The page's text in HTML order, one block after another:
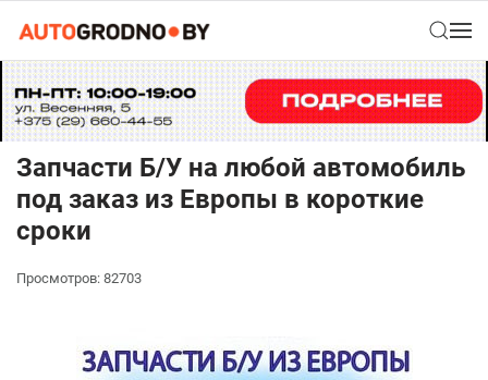
Запчасти Б/У на любой автомобиль
под заказ из Европы в короткие
сроки
Просмотров: 82703